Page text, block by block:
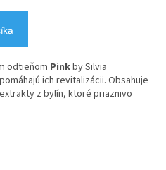
odtieňom Pinkby Silvia
ich revitalizácii. Obsahuje
z bylín, ktoré priaznivo